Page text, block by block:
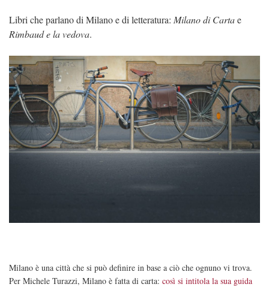
Libri che parlano di Milano e di letteratura: Milano di Cartae
Rimbaud e la vedova.
Milano è una città che si può definire in base a ciò che ognuno vi trova.
Per Michele Turazzi, Milano è fatta di carta: così si intitola la sua guida